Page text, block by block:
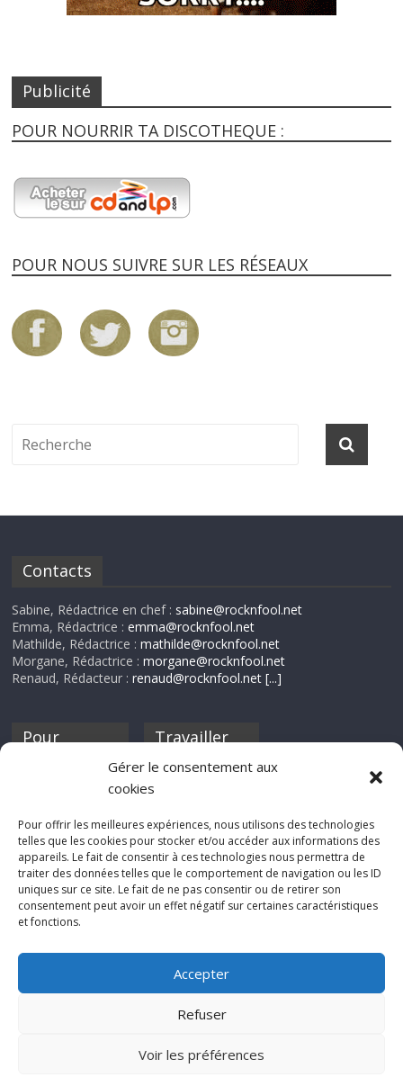
Gérer le consentement aux
cookies
Pour offrir les meilleures expériences, nous utilisons des technologies
telles que les cookies pour stocker et/ou accéder aux informations des
appareils. Le fait de consentir à ces technologies nous permettra de
traiter des données telles que le comportement de navigation ou les ID
uniques sur ce site. Le fait de ne pas consentir ou de retirer son
consentement peut avoir un effet négatif sur certaines caractéristiques
et fonctions.
Accepter
Refuser
Voir les préférences
Publicité
POUR NOURRIR TA DISCOTHEQUE :
POUR NOUS SUIVRE SUR LES RÉSEAUX
Contacts
Sabine, Rédactrice en chef : sabine@rocknfool.net
Emma, Rédactrice :emma@rocknfool.net
Mathilde, Rédactrice :mathilde@rocknfool.net
Morgane, Rédactrice :morgane@rocknfool.net
Renaud, Rédacteur :renaud@rocknfool.net [...]
Pour
discothèque
Travailler
Si tu souhaites
Rocknfool, n'hésite
pas à nous envoyer
tes chroniques de
concerts, de films,
séries ou des billets
d'humeur :
net